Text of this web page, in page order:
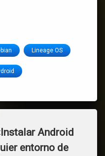
Lineage OS
Instalar Android
entorno de